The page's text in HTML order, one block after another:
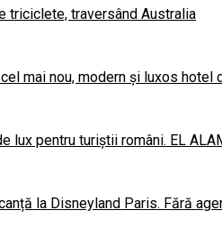
triciclete, traversând Australia
mai nou, modern și luxos
lux pentru turiștii români. EL
la Disneyland Paris. Fără